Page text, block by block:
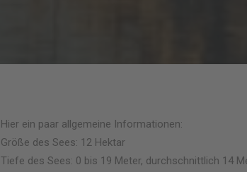
Hier ein paar allgemeine Informationen:
Größe des Sees: 12 Hektar
Tiefe des Sees: 0 bis 19 Meter, durchschnittlich 14